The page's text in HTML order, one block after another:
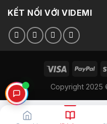
KẾT NỐI VỚI VIDEMI
Copyright 2025